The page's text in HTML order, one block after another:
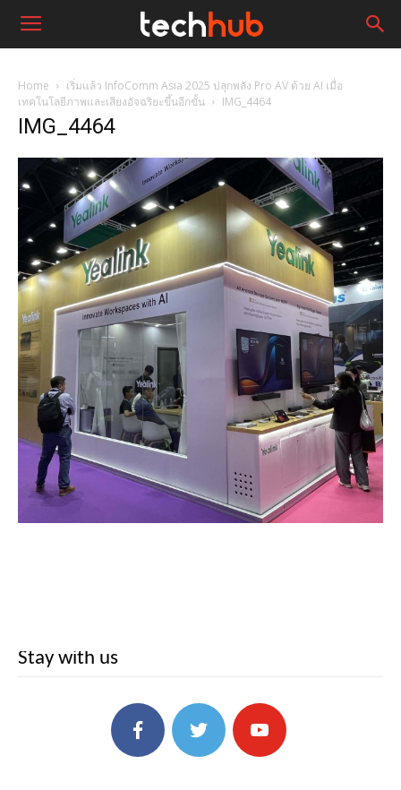
Home
เริ่มแล้ว InfoComm Asia 2025 ปลุกพลัง Pro AV ด้วย AI เมื่อ
เทคโนโลยีภาพและเสียงอัจฉริยะขึ้นอีกขั้น
IMG_4464
IMG_4464
Stay with us